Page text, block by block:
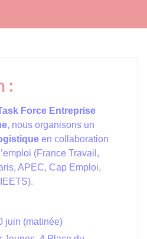
:
Force Entreprise
, nous organisons un
en collaboration
(France Travail,
APEC, Cap Emploi,
juin (matinée)